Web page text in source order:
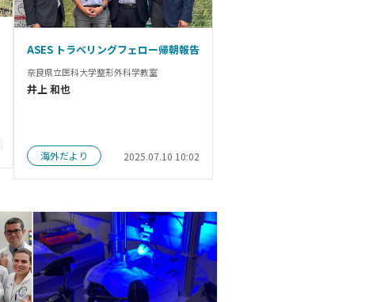
ASES トラベリングフェロー帰朝報告
奈良県立医科大学整形外科学教室
井上 和也
海外だより 2025.07.10 10:02